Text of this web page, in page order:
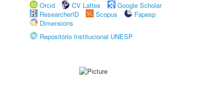
Orcid
CV Lattes
Google Scholar
ResearcherID
Scopus
Fapesp
Dimensions
Repositório Institucional UNESP